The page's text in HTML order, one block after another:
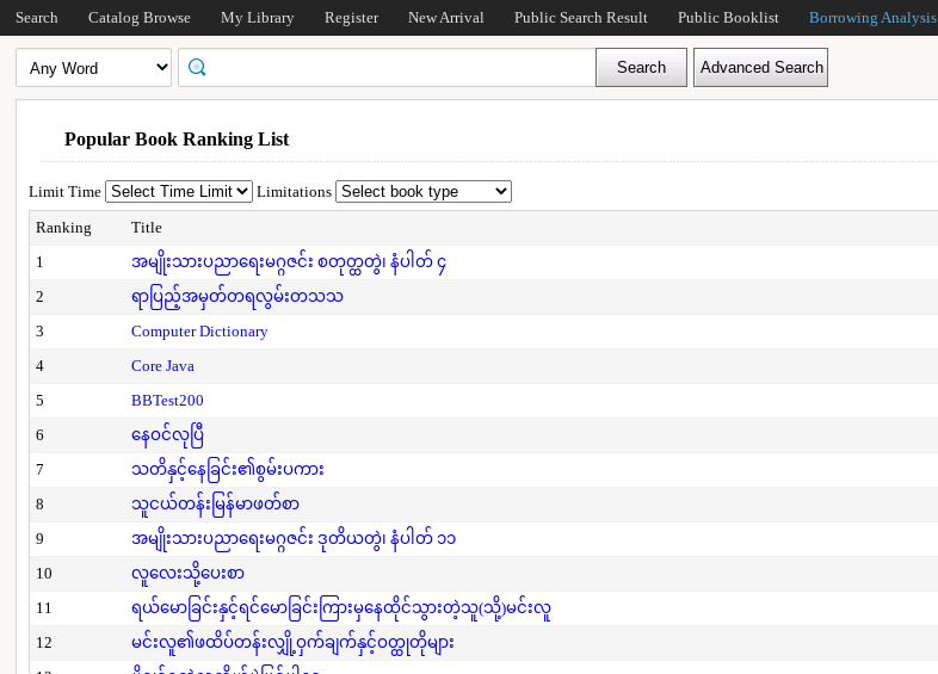
Search Catalog Browse My Library Register New Arrival Public Search Result Public Booklist Borrowing Analysis
Popular Book Ranking List
Limit Time
Limitations
Ranking
Title
1
အမျိုးသားပညာရေးမဂ္ဂဇင်း စတုတ္ထတွဲ၊ နံပါတ် ၄
2
ရာပြည့်အမှတ်တရလွမ်းတသသ
3
Computer Dictionary
4
Core Java
5
BBTest200
6
နေဝင်လုပြီ
7
သတိနှင့်နေခြင်း၏စွမ်းပကား
8
သူငယ်တန်းမြန်မာဖတ်စာ
9
အမျိုးသားပညာရေးမဂ္ဂဇင်း ဒုတိယတွဲ၊ နံပါတ် ၁၁
10
လူလေးသို့ပေးစာ
11
ရယ်မောခြင်းနှင့်ရင်မောခြင်းကြားမှနေထိုင်သွားတဲ့သူ(သို့)မင်းလူ
12
မင်းလူ၏ဖထိပ်တန်းလျှို့ဝှက်ချက်နှင့်ဝတ္ထုတိုများ